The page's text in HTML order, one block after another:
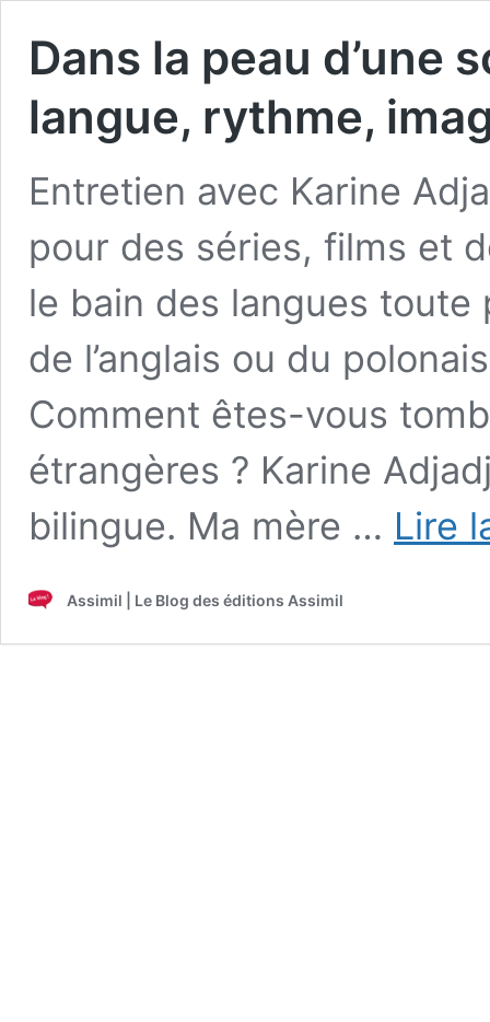
Dans la peau d’une
langue, rythme,
Entretien avec Karine
pour des séries, films et
le bain des langues
de l’anglais ou du
Comment êtes-vous
étrangères ? Karine
bilingue. Ma mère … Lire
Assimil | Le Blog des éditions Assimil